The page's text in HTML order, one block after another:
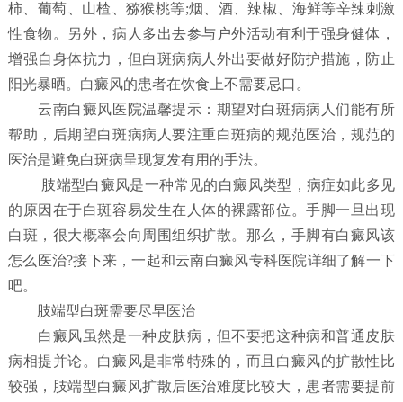
柿、葡萄、山楂、猕猴桃等;烟、酒、辣椒、海鲜等辛辣刺激
性食物。另外，病人多出去参与户外活动有利于强身健体，
增强自身体抗力，但白斑病病人外出要做好防护措施，防止
阳光暴晒。白癜风的患者在饮食上不需要忌口。
云南白癜风医院温馨提示：期望对白斑病病人们能有所
帮助，后期望白斑病病人要注重白斑病的规范医治，规范的
医治是避免白斑病呈现复发有用的手法。
肢端型白癜风是一种常见的白癜风类型，病症如此多见
的原因在于白斑容易发生在人体的裸露部位。手脚一旦出现
白斑，很大概率会向周围组织扩散。那么，手脚有白癜风该
怎么医治?接下来，一起和云南白癜风专科医院详细了解一下
吧。
肢端型白斑需要尽早医治
白癜风虽然是一种皮肤病，但不要把这种病和普通皮肤
病相提并论。白癜风是非常特殊的，而且白癜风的扩散性比
较强，肢端型白癜风扩散后医治难度比较大，患者需要提前